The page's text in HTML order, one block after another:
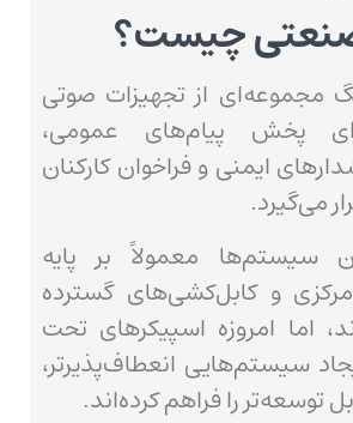
چیست؟
مجموعه‌ای از تجهیزات صوتی
پخش پیام‌های عمومی،
ایمنی و فراخوان کارکنان
می‌گیرد.
سیستم‌ها معمولاً بر پایه
مرکزی و کابل‌کشی‌های گسترده
اما امروزه اسپیکرهای تحت
سیستم‌هایی انعطاف‌پذیرتر،
توسعه‌تر را فراهم کرده‌اند.